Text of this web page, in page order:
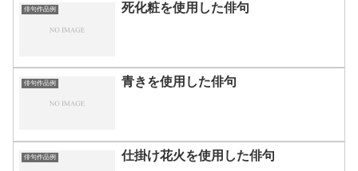
俳句作品例 死化粧を使用した俳句
俳句作品例 青きを使用した俳句
俳句作品例 仕掛け花火を使用した俳句